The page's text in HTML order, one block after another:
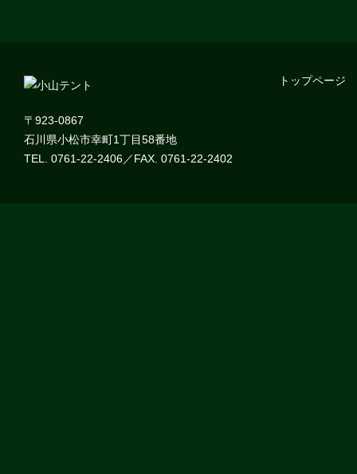
〒923-0867
石川県小松市幸町1丁目58番地
TEL. 0761-22-2406／FAX. 0761-22-2402
トップページ